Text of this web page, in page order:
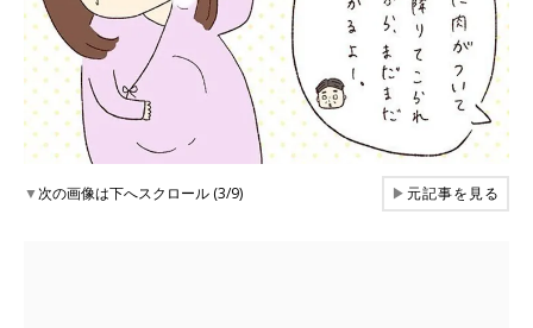
▼次の画像は下へスクロール (3/9) ▶元記事を見る